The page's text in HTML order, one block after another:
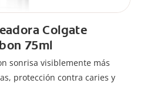
Colgate
75ml
sonrisa visiblemente más
protección contra caries y